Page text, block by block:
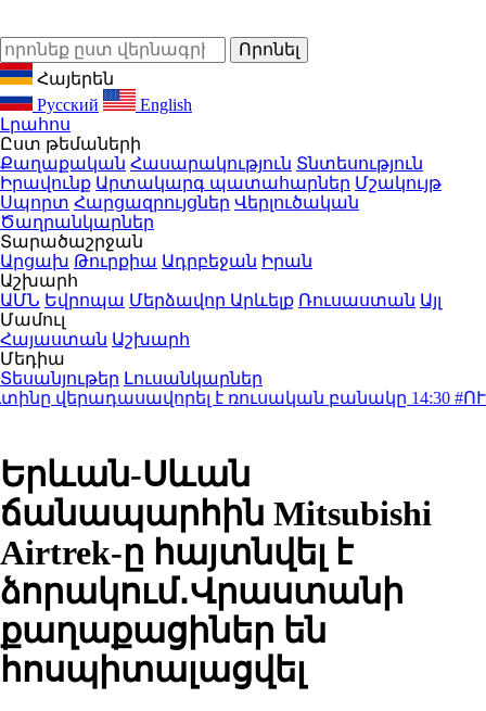
Հայերեն
Русский
English
Լրահոս
Ըստ թեմաների
Քաղաքական Հասարակություն Տնտեսություն
Իրավունք Արտակարգ պատահարներ Մշակույթ
Սպորտ Հարցազրույցներ Վերլուծական
Ծաղրանկարներ
Տարածաշրջան
Արցախ Թուրքիա Ադրբեջան Իրան
Աշխարհ
ԱՄՆ Եվրոպա Մերձավոր Արևելք Ռուսաստան Այլ
Մամուլ
Հայաստան Աշխարհ
Մեդիա
Տեսանյութեր Լուսանկարներ
վերադասավորել է ռուսական բանակը14:30
Երևան-Սևան
ճանապարհին Mitsubishi
Airtrek-ը հայտնվել է
ձորակում․Վրաստանի
քաղաքացիներ են
հոսպիտալացվել